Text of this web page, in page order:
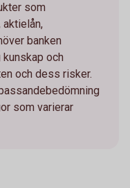
som
banken
och
och dess risker.
som varierar